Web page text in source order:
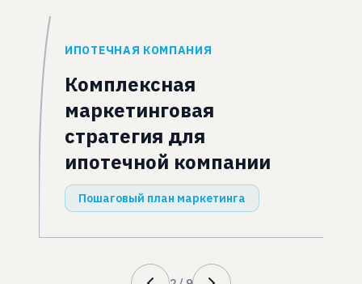
ИПОТЕЧНАЯ КОМПАНИЯ
Комплексная
маркетинговая
стратегия для
ипотечной компании
Пошаговый план маркетинга